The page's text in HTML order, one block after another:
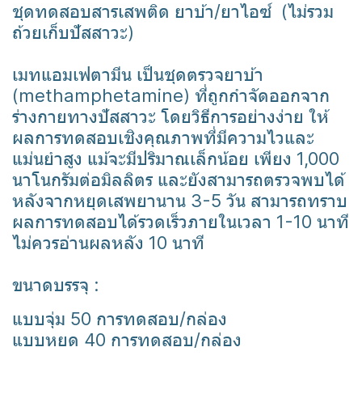
ชุดทดสอบสารเสพติด ยาบ้า/ยาไอซ์ (ไม่รวม
ถ้วยเก็บปัสสาวะ)
เมทแอมเฟตามีน เป็นชุดตรวจยาบ้า
(methamphetamine) ที่ถูกกำจัดออกจาก
ร่างกายทางปัสสาวะ โดยวิธีการอย่างง่าย ให้
ผลการทดสอบเชิงคุณภาพที่มีความไวและ
แม่นยำสูง แม้จะมีปริมาณเล็กน้อย เพียง 1,000
นาโนกรัมต่อมิลลิตร และยังสามารถตรวจพบได้
หลังจากหยุดเสพยานาน 3-5 วัน สามารถทราบ
ผลการทดสอบได้รวดเร็วภายในเวลา 1-10 นาที
ไม่ควรอ่านผลหลัง 10 นาที
ขนาดบรรจุ :
แบบจุ่ม 50 การทดสอบ/กล่อง
แบบหยด 40 การทดสอบ/กล่อง